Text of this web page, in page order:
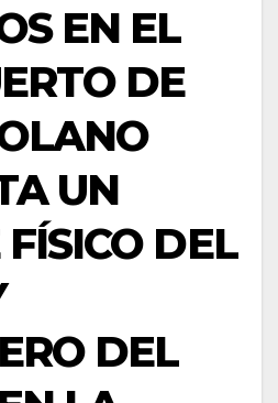
EN EL
DE
UN
DEL
DEL